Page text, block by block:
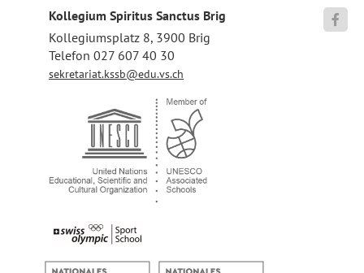
Kollegium Spiritus Sanctus Brig
Kollegiumsplatz 8, 3900 Brig
Telefon 027 607 40 30
sekretariat.kssb@edu.vs.ch
